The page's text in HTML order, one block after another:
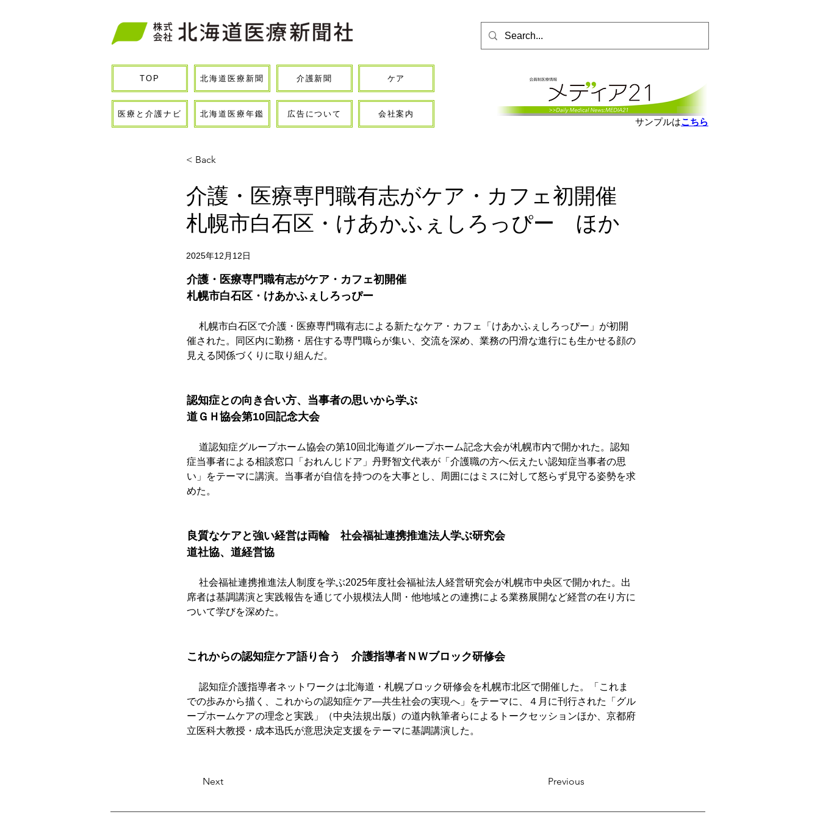
TOP 北海道医療新聞 介護新聞 ケア
医療と介護ナビ 北海道医療年鑑 広告について 会社案内
サンプルはこちら
< Back
介護・医療専門職有志がケア・カフェ初開催
札幌市白石区・けあかふぇしろっぴー ほか
2025年12月12日
介護・医療専門職有志がケア・カフェ初開催
札幌市白石区・けあかふぇしろっぴー
札幌市白石区で介護・医療専門職有志による新たなケア・カフェ「けあかふぇしろっぴー」が初開
催された。同区内に勤務・居住する専門職らが集い、交流を深め、業務の円滑な進行にも生かせる顔の
見える関係づくりに取り組んだ。
認知症との向き合い方、当事者の思いから学ぶ
道ＧＨ協会第10回記念大会
道認知症グループホーム協会の第10回北海道グループホーム記念大会が札幌市内で開かれた。認知
症当事者による相談窓口「おれんじドア」丹野智文代表が「介護職の方へ伝えたい認知症当事者の思
い」をテーマに講演。当事者が自信を持つのを大事とし、周囲にはミスに対して怒らず見守る姿勢を求
めた。
良質なケアと強い経営は両輪　社会福祉連携推進法人学ぶ研究会
道社協、道経営協
社会福祉連携推進法人制度を学ぶ2025年度社会福祉法人経営研究会が札幌市中央区で開かれた。出
席者は基調講演と実践報告を通じて小規模法人間・他地域との連携による業務展開など経営の在り方に
ついて学びを深めた。
これからの認知症ケア語り合う　介護指導者ＮＷブロック研修会
認知症介護指導者ネットワークは北海道・札幌ブロック研修会を札幌市北区で開催した。「これま
での歩みから描く、これからの認知症ケア―共生社会の実現へ」をテーマに、４月に刊行された「グル
ープホームケアの理念と実践」（中央法規出版）の道内執筆者らによるトークセッションほか、京都府
立医科大教授・成本迅氏が意思決定支援をテーマに基調講演した。
Next Previous